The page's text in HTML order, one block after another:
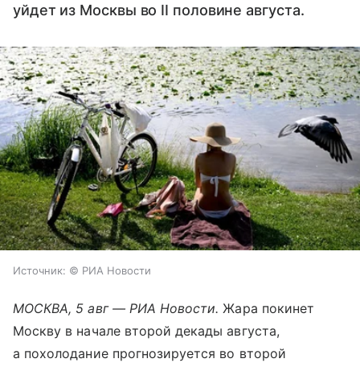
уйдет из Москвы во II половине августа.
Источник: © РИА Новости
МОСКВА, 5 авг — РИА Новости.Жара покинет
Москву в начале второй декады августа,
а похолодание прогнозируется во второй